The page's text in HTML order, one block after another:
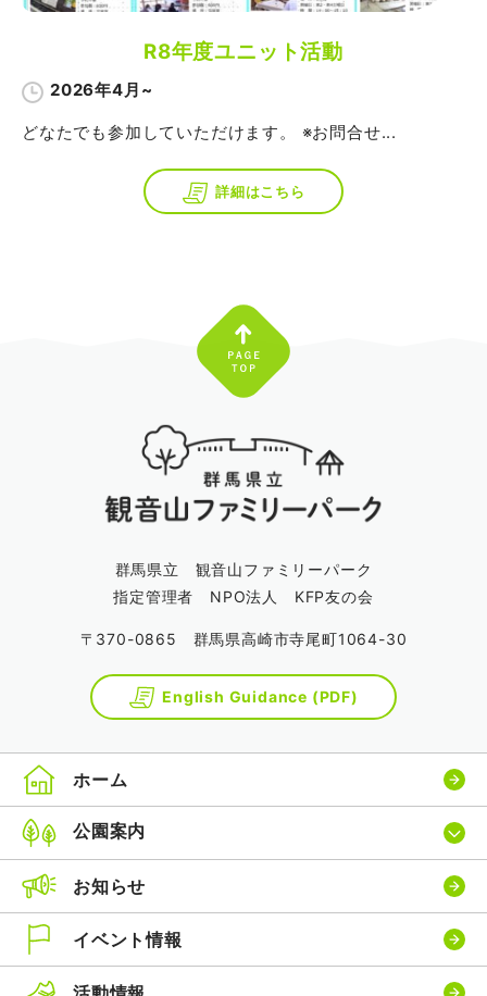
R8年度ユニット活動
2026年4月~
どなたでも参加していただけます。 ※お問合せ...
詳細はこちら
群馬県立 観音山ファミリーパーク
指定管理者 NPO法人 KFP友の会
〒370-0865 群馬県高崎市寺尾町1064-30
English Guidance (PDF)
ホーム
公園案内
お知らせ
イベント情報